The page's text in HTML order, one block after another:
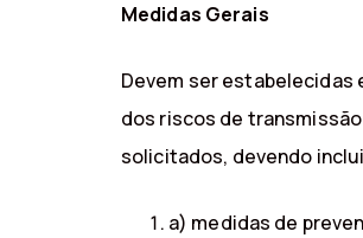
Medidas Gerais
Devem ser estabelecidas
dos riscos de
solicitados, devendo
a) medidas de